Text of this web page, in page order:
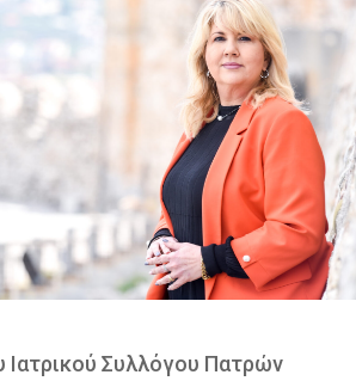
Συλλόγου Πατρών